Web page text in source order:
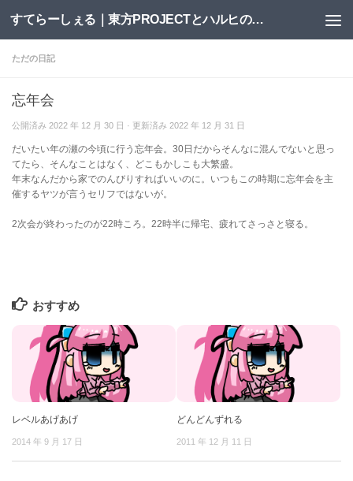
コンテンツへスキップ すてらーしぇる｜東方PROJECTとハルヒの二次創作サイト
ただの日記
忘年会
公開済み 2022 年 12 月 30 日 · 更新済み 2022 年 12 月 31 日
だいたい年の瀬の今頃に行う忘年会。30日だからそんなに混んでないと思っ
てたら、そんなことはなく、どこもかしこも大繁盛。
年末なんだから家でのんびりすればいいのに。いつもこの時期に忘年会を主
催するヤツが言うセリフではないが。
2次会が終わったのが22時ころ。22時半に帰宅、疲れてさっさと寝る。
おすすめ
レベルあげあげ
2014 年 9 月 17 日
どんどんずれる
2011 年 12 月 11 日